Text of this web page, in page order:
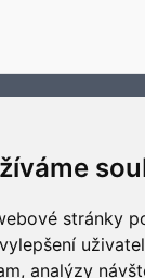
stránky
analýzy